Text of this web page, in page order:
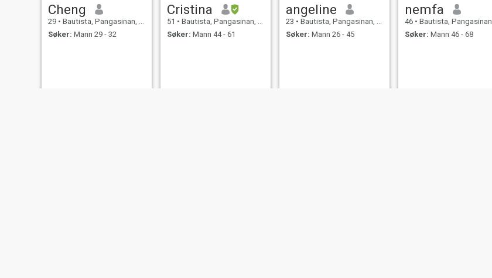
Cheng
29 • Bautista, Pangasinan, Filippinene
Søker: Mann 29 - 32
Cristina
51 • Bautista, Pangasinan, Filippinene
Søker: Mann 44 - 61
angeline
23 • Bautista, Pangasinan, Filippinene
Søker: Mann 26 - 45
nemfa
46 • Bautista, Pangasinan, Filippinene
Søker: Mann 46 - 68